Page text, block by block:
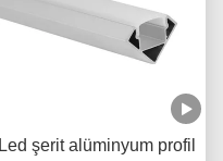
Led şerit alüminyum profil